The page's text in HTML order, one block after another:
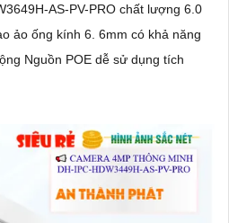
AS-PV-PRO chất lượng 6.0
ảo ống kính 6. 6mm có khả năng
tích